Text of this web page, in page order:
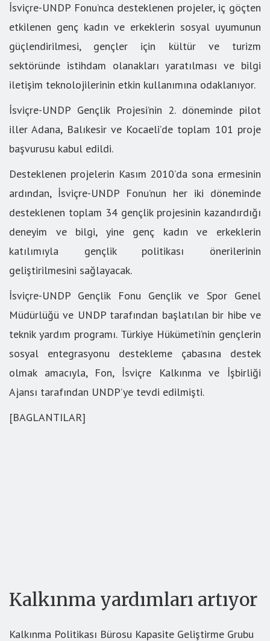
İsviçre-UNDP Fonu’nca desteklenen projeler, iç göçten
etkilenen genç kadın ve erkeklerin sosyal uyumunun
güçlendirilmesi, gençler için kültür ve turizm
sektöründe istihdam olanakları yaratılması ve bilgi
iletişim teknolojilerinin etkin kullanımına odaklanıyor.
İsviçre-UNDP Gençlik Projesi’nin 2. döneminde pilot
iller Adana, Balıkesir ve Kocaeli’de toplam 101 proje
başvurusu kabul edildi.
Desteklenen projelerin Kasım 2010’da sona ermesinin
ardından, İsviçre-UNDP Fonu’nun her iki döneminde
desteklenen toplam 34 gençlik projesinin kazandırdığı
deneyim ve bilgi, yine genç kadın ve erkeklerin
katılımıyla gençlik politikası önerilerinin
geliştirilmesini sağlayacak.
İsviçre-UNDP Gençlik Fonu Gençlik ve Spor Genel
Müdürlüğü ve UNDP tarafından başlatılan bir hibe ve
teknik yardım programı. Türkiye Hükümeti’nin gençlerin
sosyal entegrasyonu destekleme çabasına destek
olmak amacıyla, Fon, İsviçre Kalkınma ve İşbirliği
Ajansı tarafından UNDP’ye tevdi edilmişti.
[BAGLANTILAR]
Kalkınma yardımları artıyor
Kalkınma Politikası Bürosu Kapasite Geliştirme Grubu